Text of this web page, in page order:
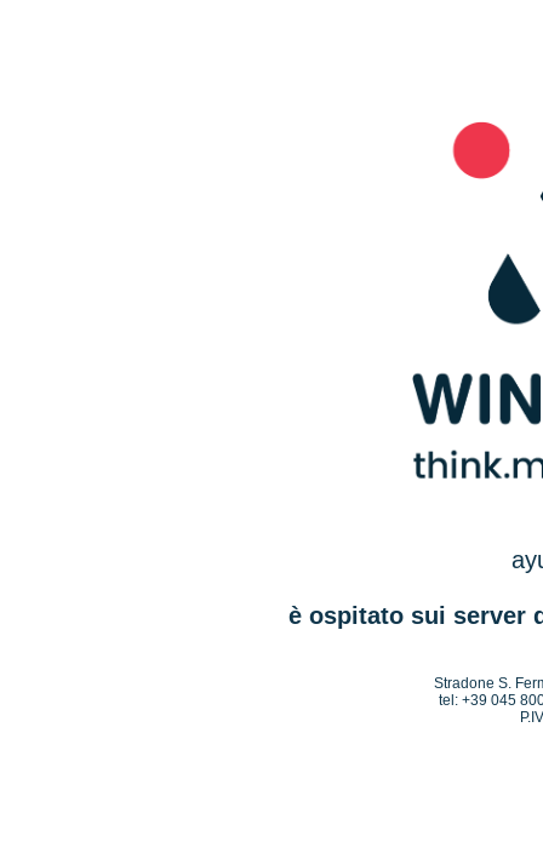
è ospitato sui server
Stradone S.
tel: +39 045